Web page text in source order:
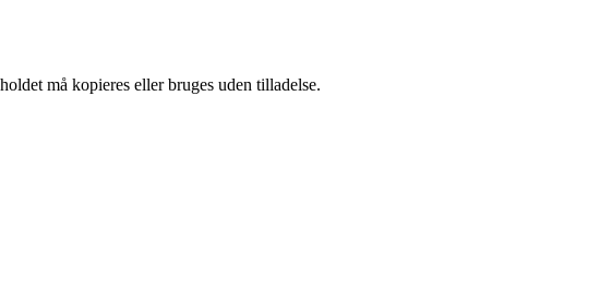
må kopieres eller bruges uden tilladelse.